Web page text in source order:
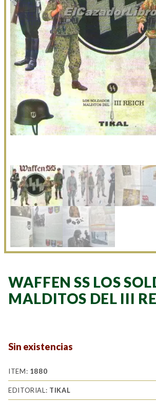
WAFFEN SS LOS
MALDITOS DEL III
Sin existencias
ITEM: 1880
EDITORIAL: TIKAL